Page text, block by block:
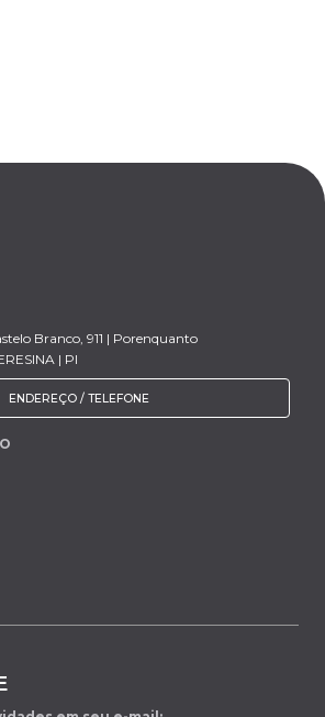
Branco, 911 | Porenquanto
| PI
ENDEREÇO / TELEFONE